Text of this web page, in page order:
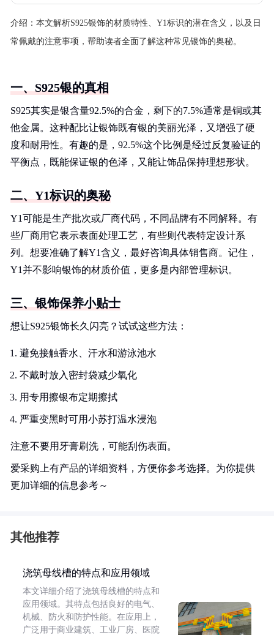
介绍： 本文解析S925银饰的材质特性、Y1标识的潜在含义，以及日
常佩戴的注意事项，帮助读者全面了解这种常见银饰的奥秘。
一、S925银的真相
S925其实是银含量92.5%的合金，剩下的7.5%通常是铜或其
他金属。这种配比让银饰既有银的美丽光泽，又增强了硬
度和耐用性。有趣的是，92.5%这个比例是经过反复验证的
平衡点，既能保证银的色泽，又能让饰品保持理想形状。
二、Y1标识的奥秘
Y1可能是生产批次或厂商代码，不同品牌有不同解释。有
些厂商用它表示表面处理工艺，有些则代表特定设计系
列。想要准确了解Y1含义，最好咨询具体销售商。记住，
Y1并不影响银饰的材质价值，更多是内部管理标识。
三、银饰保养小贴士
想让S925银饰长久闪亮？试试这些方法：
避免接触香水、汗水和游泳池水
不戴时放入密封袋减少氧化
用专用擦银布定期擦拭
严重变黑时可用小苏打温水浸泡
注意不要用牙膏刷洗，可能刮伤表面。
爱采购上有产品的详细资料，方便你参考选择。为你提供
更加详细的信息参考～
其他推荐
浇筑母线槽的特点和应用领域
本文详细介绍了浇筑母线槽的特点和
应用领域。其特点包括良好的电气、
机械、防火和防护性能。在应用上，
广泛用于商业建筑、工业厂房、医院